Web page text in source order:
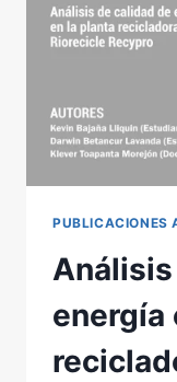
DE
PUBLICACIONES
energía